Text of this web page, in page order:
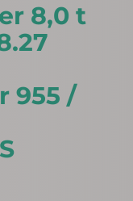
8,0 t
955 /